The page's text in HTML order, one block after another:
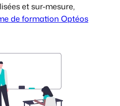
et sur-mesure,
de formation Optéos